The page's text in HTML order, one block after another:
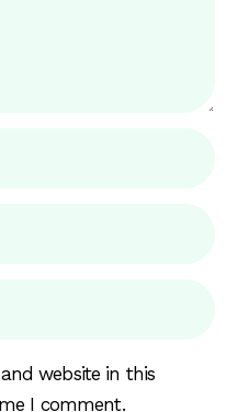
website in this
I comment.